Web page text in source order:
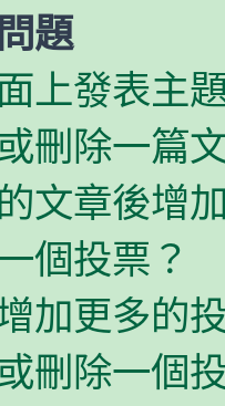
題
上發表主
刪除一篇
文章後增
個投票？
加更多的
刪除一個